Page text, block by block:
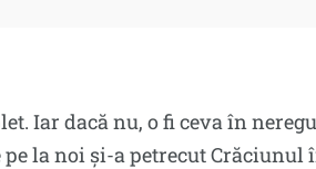
Iar dacă nu, o fi ceva în
pe la noi și-a petrecut